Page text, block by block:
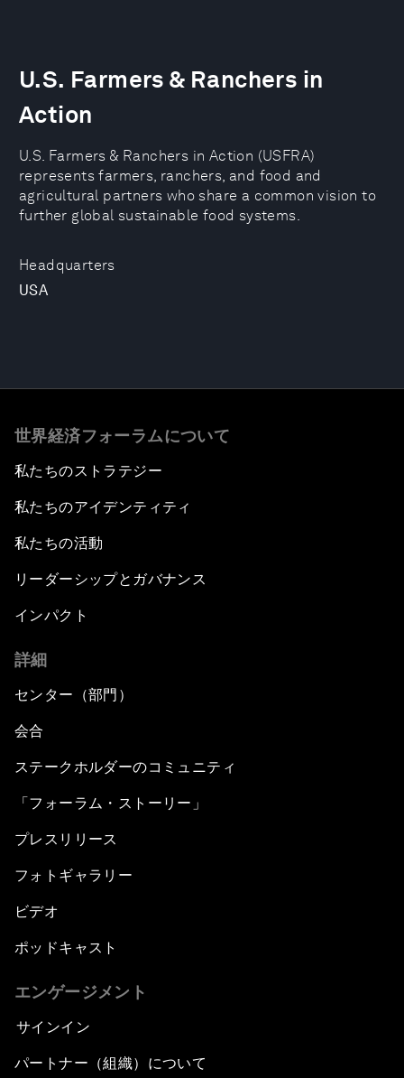
Headquarters
USA
U.S. Farmers & Ranchers in
Action
U.S. Farmers & Ranchers in Action (USFRA)
represents farmers, ranchers, and food and
agricultural partners who share a common vision to
further global sustainable food systems.
世界経済フォーラムについて
私たちのストラテジー
私たちのアイデンティティ
私たちの活動
リーダーシップとガバナンス
インパクト
詳細
センター（部門）
会合
ステークホルダーのコミュニティ
「フォーラム・ストーリー」
プレスリリース
フォトギャラリー
ビデオ
ポッドキャスト
エンゲージメント
サインイン
パートナー（組織）について